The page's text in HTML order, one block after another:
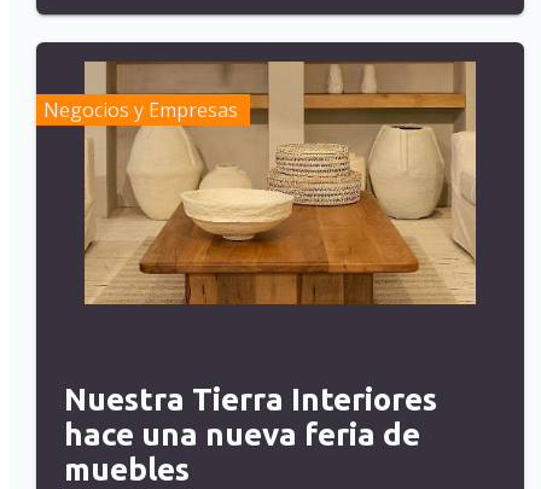
Negocios y Empresas
Nuestra Tierra Interiores
hace una nueva feria de
muebles